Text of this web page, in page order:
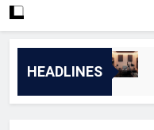
HEADLINES